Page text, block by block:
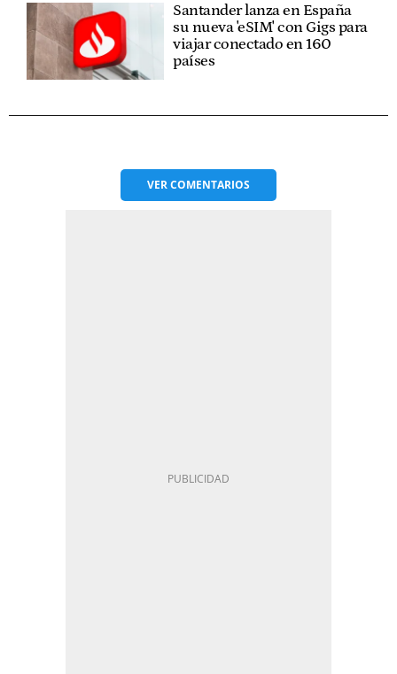
Santander lanza en España
su nueva 'eSIM' con Gigs para
viajar conectado en 160
países
VERCOMENTARIOS